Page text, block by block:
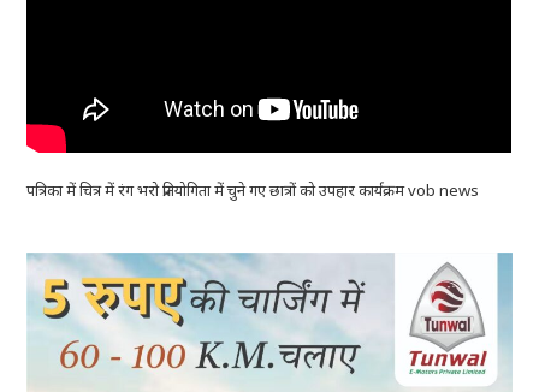
पत्रिका में चित्र में रंग भरो प्रतियोगिता में चुने गए छात्रों को उपहार कार्यक्रम vob news